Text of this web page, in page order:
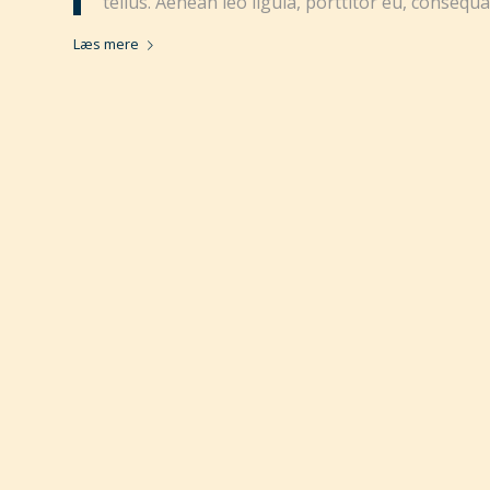
Læs mere